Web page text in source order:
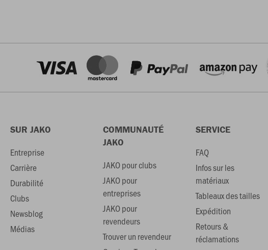
SUR JAKO
Entreprise
Carrière
Durabilité
Clubs
Newsblog
Médias
COMMUNAUTÉ
JAKO
JAKO pour clubs
JAKO pour
entreprises
JAKO pour
revendeurs
Trouver un revendeur
SERVICE
FAQ
Infos sur les
matériaux
Tableaux des tailles
Expédition
Retours &
réclamations